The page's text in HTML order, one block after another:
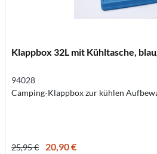
Klappbox 32L mit Kühltasche,
94028
Camping-Klappbox zur kühlen
25,95 € 20,90 €